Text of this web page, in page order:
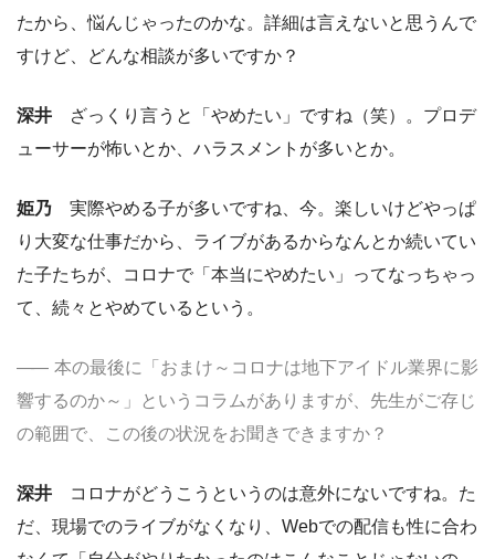
たから、悩んじゃったのかな。詳細は言えないと思うんで
すけど、どんな相談が多いですか？
深井 ざっくり言うと「やめたい」ですね（笑）。プロデ
ューサーが怖いとか、ハラスメントが多いとか。
姫乃 実際やめる子が多いですね、今。楽しいけどやっぱ
り大変な仕事だから、ライブがあるからなんとか続いてい
た子たちが、コロナで「本当にやめたい」ってなっちゃっ
て、続々とやめているという。
本の最後に「おまけ～コロナは地下アイドル業界に影
響するのか～」というコラムがありますが、先生がご存じ
の範囲で、この後の状況をお聞きできますか？
深井 コロナがどうこうというのは意外にないですね。た
だ、現場でのライブがなくなり、Webでの配信も性に合わ